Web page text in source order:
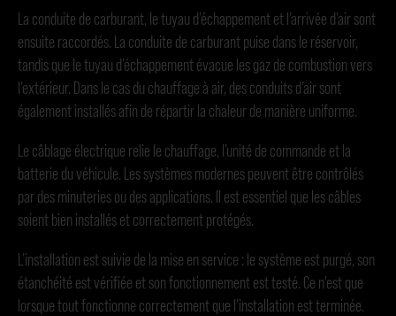
La conduite de carburant, le tuyau d’échappement et l’arrivée d’air sont
ensuite raccordés. La conduite de carburant puise dans le réservoir,
tandis que le tuyau d’échappement évacue les gaz de combustion vers
l’extérieur. Dans le cas du chauffage à air, des conduits d’air sont
également installés afin de répartir la chaleur de manière uniforme.
Le câblage électrique relie le chauffage, l’unité de commande et la
batterie du véhicule. Les systèmes modernes peuvent être contrôlés
par des minuteries ou des applications. Il est essentiel que les câbles
soient bien installés et correctement protégés.
L’installation est suivie de la mise en service : le système est purgé, son
étanchéité est vérifiée et son fonctionnement est testé. Ce n’est que
lorsque tout fonctionne correctement que l’installation est terminée.